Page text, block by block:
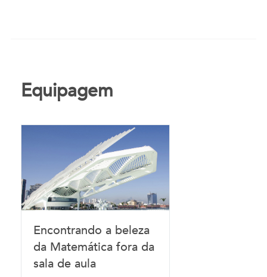
Equipagem
Encontrando a beleza
da Matemática fora da
sala de aula